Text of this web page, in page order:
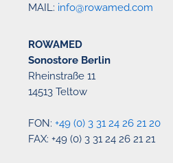
MAIL: info@rowamed.com
ROWAMED
Sonostore Berlin
Rheinstraße 11
14513 Teltow
FON:+49 (0) 3 31 24 26 21 20
FAX: +49 (0) 3 31 24 26 21 21